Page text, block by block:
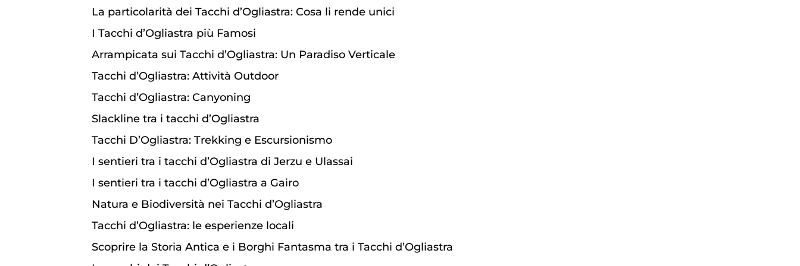
La particolarità dei Tacchi d’Ogliastra: Cosa li rende unici
I Tacchi d’Ogliastra più Famosi
Arrampicata sui Tacchi d’Ogliastra: Un Paradiso Verticale
Tacchi d’Ogliastra: Attività Outdoor
Tacchi d’Ogliastra: Canyoning
Slackline tra i tacchi d’Ogliastra
Tacchi D’Ogliastra: Trekking e Escursionismo
I sentieri tra i tacchi d’Ogliastra di Jerzu e Ulassai
I sentieri tra i tacchi d’Ogliastra a Gairo
Natura e Biodiversità nei Tacchi d’Ogliastra
Tacchi d’Ogliastra: le esperienze locali
Scoprire la Storia Antica e i Borghi Fantasma tra i Tacchi d’Ogliastra